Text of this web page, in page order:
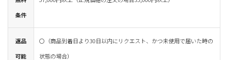
条件
返品
可能
〇（商品到着日より30日以内にリクエスト、かつ未使用で届いた時の
状態の場合）